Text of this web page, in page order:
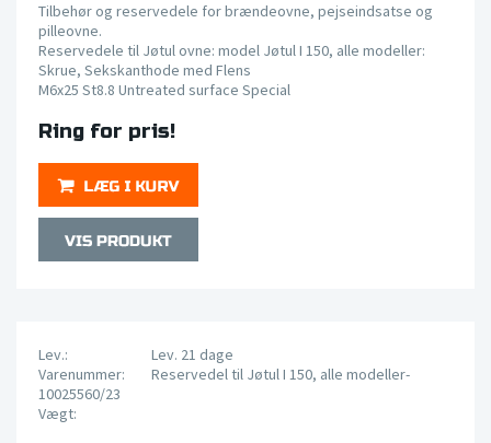
Tilbehør og reservedele for brændeovne, pejseindsatse og
pilleovne.
Reservedele til Jøtul ovne: model Jøtul I 150, alle modeller:
Skrue, Sekskanthode med Flens
M6x25 St8.8 Untreated surface Special
Ring for pris!
Lev.:
Lev. 21 dage
Varenummer:
Reservedel til Jøtul I 150, alle modeller-
10025560/23
Vægt: